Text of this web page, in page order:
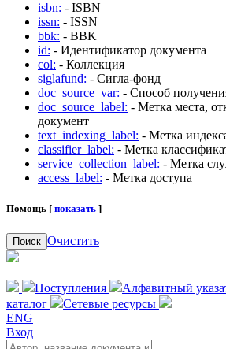
isbn: - ISBN
issn: - ISSN
bbk: - BBK
id: - Идентификатор документа
col: - Коллекция
siglafund: - Сигла-фонд
doc_source_var: - Способ
doc_source_label: - Метка места,
документ
text_indexing_label: - Метка
classifier_label: - Метка
service_collection_label: - Метка
access_label: - Метка доступа
Помощь [ показать ]
Поиск Очистить
Поступления Алфавитный
каталог
Сетевые ресурсы
ENG
Вход